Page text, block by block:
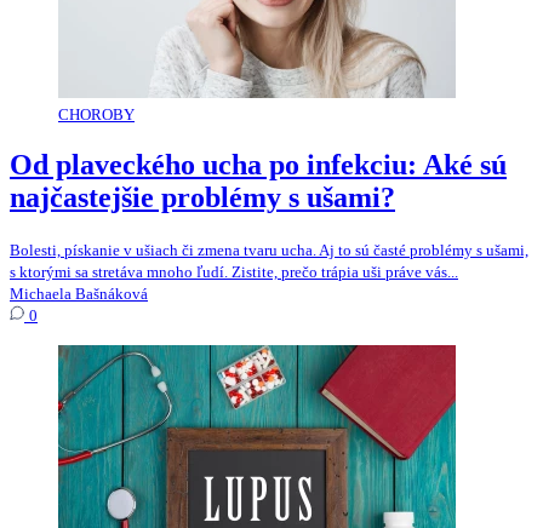
CHOROBY
Od plaveckého ucha po infekciu: Aké sú
najčastejšie problémy s ušami?
Bolesti, pískanie v ušiach či zmena tvaru ucha. Aj to sú časté problémy s ušami,
s ktorými sa stretáva mnoho ľudí. Zistite, prečo trápia uši práve vás...
Michaela Bašnáková
0